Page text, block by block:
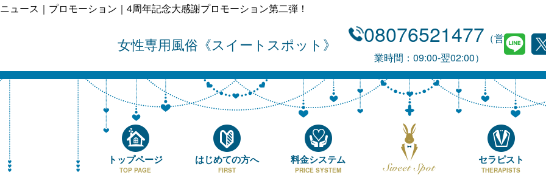
ニュース｜プロモーション｜4周年記念大感謝プロモーション第二弾！
女性専用風俗 スイートスポット 08076521477 （営
業時間：09:00-翌02:00）
トップページ
TOP PAGE
はじめての方へ
FIRST
料金システム
PRICE SYSTEM
セラピスト
THERAPISTS